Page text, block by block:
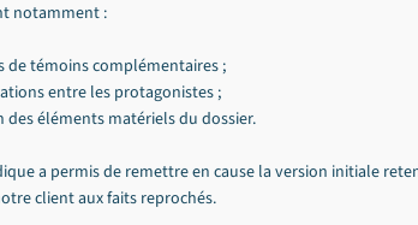
notamment :
de témoins complémentaires ;
entre les protagonistes ;
des éléments matériels du dossier.
a permis de remettre en cause la version initiale
client aux faits reprochés.